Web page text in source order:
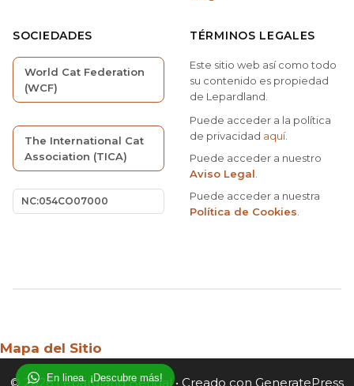
SOCIEDADES
World Cat Federation
(WCF)
The International Cat
Association (TICA)
NC:054CO07000
TÉRMINOS LEGALES
Este sitio web así como todo
su contenido es propiedad
de Lepardland.
Puede acceder a la política
de privacidad aquí.
Puede acceder a nuestro
Aviso Legal
Puede acceder a nuestra
Política de Cookies
Mapa del Sitio
© 2026 Lepardland Bengal • Creado con GeneratePress
En linea. ¡Descubre más!